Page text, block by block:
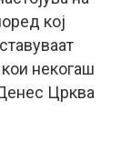
кој
некогаш
Црква